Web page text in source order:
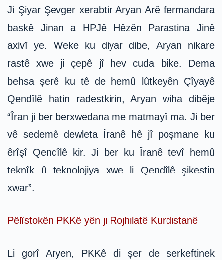
Ji Şiyar Şevger xerabtir Aryan Arê fermandara
baskê Jinan a HPJê Hêzên Parastina Jinê
axivî ye. Weke ku diyar dibe, Aryan nikare
rastê xwe ji çepê jî hev cuda bike. Dema
behsa şerê ku tê de hemû lûtkeyên Çîyayê
Qendîlê hatin radestkirin, Aryan wiha dibêje
“Îran ji ber berxwedana me matmayî ma. Ji ber
vê sedemê dewleta Îranê hê jî poşmane ku
êrîşî Qendîlê kir. Ji ber ku Îranê tevî hemû
teknîk û teknolojiya xwe li Qendîlê şikestin
xwar”.
Pêlîstokên PKKê yên ji Rojhilatê Kurdistanê
Li gorî Aryen, PKKê di şer de serkeftinek